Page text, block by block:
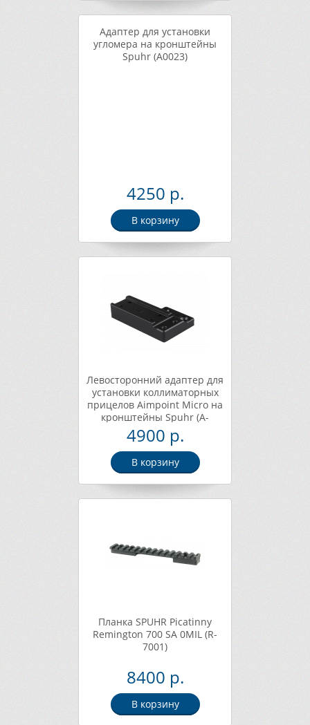
Адаптер для установки
угломера на кронштейны
Spuhr (A0023)
4250 р.
В корзину
Левосторонний адаптер для
установки коллиматорных
прицелов Aimpoint Micro на
кронштейны Spuhr (A-
0025B)
4900 р.
В корзину
Планка SPUHR Picatinny
Remington 700 SA 0MIL (R-
7001)
8400 р.
В корзину